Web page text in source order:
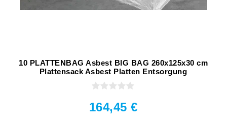
10 PLATTENBAG Asbest BIG BAG 260x125x30 cm
Plattensack Asbest Platten Entsorgung
164,45 €